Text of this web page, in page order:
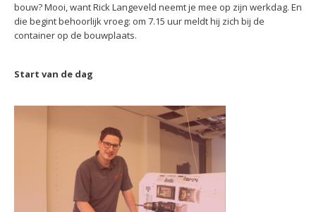
bouw? Mooi, want Rick Langeveld neemt je mee op zijn werkdag. En
die begint behoorlijk vroeg: om 7.15 uur meldt hij zich bij de
container op de bouwplaats.
Start van de dag